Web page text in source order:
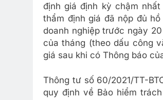
định giá định kỳ chậm
thẩm định giá đã nộp đủ
doanh nghiệp trước ngày
của tháng (theo dấu công
giá sau khi có Thông báo
Thông tư số 60/2021/TT-
quy định về Bảo hiểm